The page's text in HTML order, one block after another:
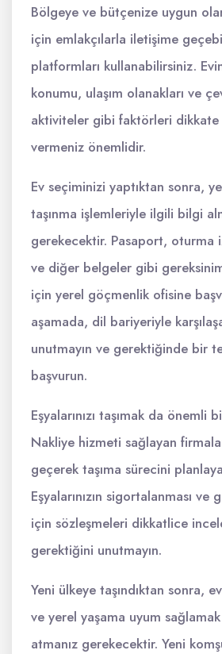
Bölgeye ve bütçenize uygun
için emlakçılarla iletişime
platformları kullanabilirsiniz.
konumu, ulaşım olanakları ve
aktiviteler gibi faktörleri dikkate
vermeniz önemlidir.
Ev seçiminizi yaptıktan sonra,
taşınma işlemleriyle ilgili bilgi
gerekecektir. Pasaport, oturma
ve diğer belgeler gibi
için yerel göçmenlik ofisine
aşamada, dil bariyeriyle
unutmayın ve gerektiğinde bir
başvurun.
Eşyalarınızı taşımak da önemli
Nakliye hizmeti sağlayan
geçerek taşıma sürecini
Eşyalarınızın sigortalanması ve
için sözleşmeleri dikkatlice
gerektiğini unutmayın.
Yeni ülkeye taşındıktan sonra,
ve yerel yaşama uyum
atmanız gerekecektir. Yeni